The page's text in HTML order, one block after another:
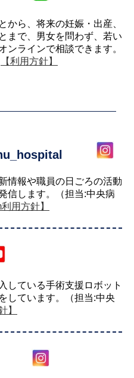
から、将来の妊娠・出産、
まで、男女を問わず、若い
ンラインで相談できます。
【利用方針】
情報や職員の日ごろの活動
信します。（担当:中央病
用方針】
している手術支援ロボット
しています。（担当:中央
】